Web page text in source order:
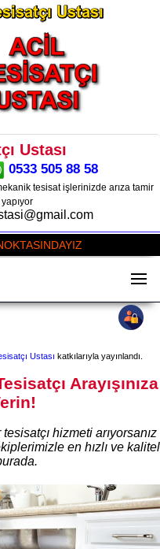
Ustası
0533 505 88 58
tesisat işlerinizde arıza tamir
Ustası katkılarıyla yayınlandı.
Arayışınıza
hizmeti arıyorsanız
en hızlı ve